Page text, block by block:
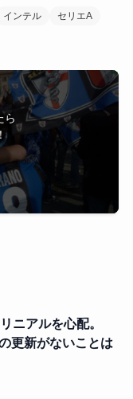
インテル
セリエA
ら
ニアルを心配。
更新がないことは